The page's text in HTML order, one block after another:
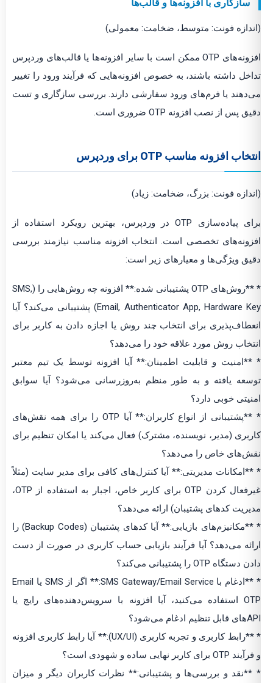
سازگاری با افزونه‌ها و قالب‌ها
(اندازه فونت: متوسط، ضخامت: معمولی)
افزونه‌های OTP ممکن است با سایر افزونه‌ها یا قالب‌های وردپرس
تداخل داشته باشند، به خصوص افزونه‌هایی که فرآیند ورود را تغییر
می‌دهند یا فرم‌های ورود سفارشی دارند. بررسی سازگاری و تست
دقیق پس از نصب افزونه OTP ضروری است.
انتخاب افزونه مناسب OTP برای وردپرس
(اندازه فونت: بزرگ، ضخامت: زیاد)
برای پیاده‌سازی OTP در وردپرس، بهترین رویکرد استفاده از
افزونه‌های تخصصی است. انتخاب افزونه مناسب نیازمند بررسی
دقیق ویژگی‌ها و معیارهای زیر است:
* **روش‌های OTP پشتیبانی شده:** افزونه چه روش‌هایی را (SMS,
Email, Authenticator App, Hardware Key) پشتیبانی می‌کند؟ آیا
انعطاف‌پذیری برای انتخاب چند روش یا اجازه دادن به کاربر برای
انتخاب روش مورد علاقه خود را می‌دهد؟
* **امنیت و قابلیت اطمینان:** آیا افزونه توسط یک تیم معتبر
توسعه یافته و به طور منظم به‌روزرسانی می‌شود؟ آیا سوابق
امنیتی خوبی دارد؟
* **پشتیبانی از انواع کاربران:** آیا OTP را برای همه نقش‌های
کاربری (مدیر، نویسنده، مشترک) فعال می‌کند یا امکان تنظیم برای
نقش‌های خاص را می‌دهد؟
* **امکانات مدیریتی:** آیا کنترل‌های کافی برای مدیر سایت (مثلاً
غیرفعال کردن OTP برای کاربر خاص، اجبار به استفاده از OTP،
مدیریت کدهای پشتیبان) ارائه می‌دهد؟
* **مکانیزم‌های بازیابی:** آیا کدهای پشتیبان (Backup Codes) را
ارائه می‌دهد؟ آیا فرآیند بازیابی حساب کاربری در صورت از دست
دادن دستگاه OTP را پشتیبانی می‌کند؟
* **ادغام با SMS Gateway/Email Service:** اگر از SMS یا Email
OTP استفاده می‌کنید، آیا افزونه با سرویس‌دهنده‌های رایج یا
APIهای قابل تنظیم ادغام می‌شود؟
* **رابط کاربری و تجربه کاربری (UX/UI):** آیا رابط کاربری افزونه
و فرآیند OTP برای کاربر نهایی ساده و شهودی است؟
* **نقد و بررسی‌ها و پشتیبانی:** نظرات کاربران دیگر و میزان